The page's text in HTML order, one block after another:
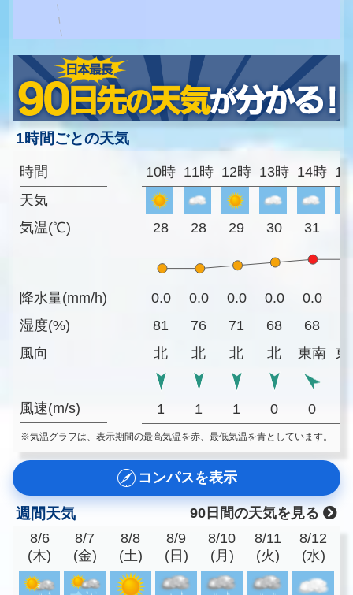
1時間ごとの天気
時間
天気
気温(℃)
降水量(mm/h)
湿度(%)
風向
風速(m/s)
10時 11時 12時 13時 14時
28 28 29 30 31
0.0 0.0 0.0 0.0 0.0
81
76 71 68 68
北
北 北 北 東南 東
1 1 1 0 0
※気温グラフは、表示期間の最高気温を赤、最低気温を青としています。
コンパスを表示
週間天気
90日間の天気を見る
8/6
(木)
8/7
(金)
8/8
(土)
8/9
(日)
8/10
(月)
8/11
(火)
8/12
(水)